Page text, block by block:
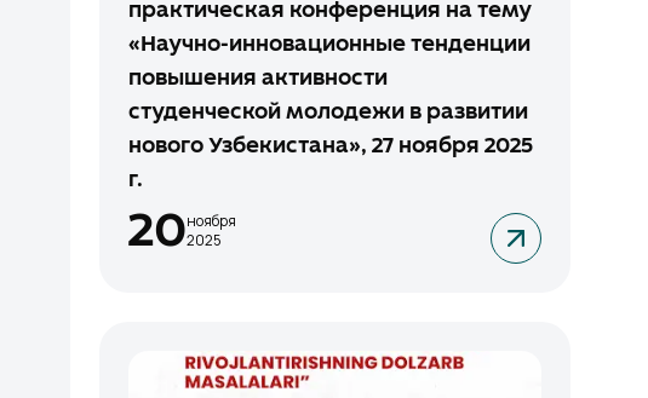
практическая конференция на тему
«Научно-инновационные тенденции
повышения активности
студенческой молодежи в развитии
нового Узбекистана», 27 ноября 2025
г.
20ноября
2025